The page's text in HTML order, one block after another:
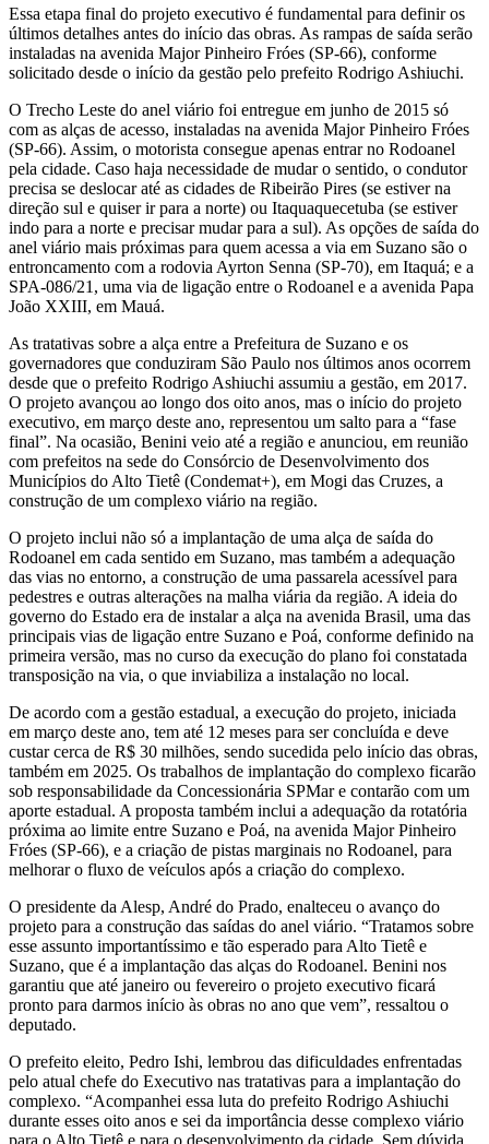
Essa etapa final do projeto executivo é fundamental para definir os
últimos detalhes antes do início das obras. As rampas de saída serão
instaladas na avenida Major Pinheiro Fróes (SP-66), conforme
solicitado desde o início da gestão pelo prefeito Rodrigo Ashiuchi.
O Trecho Leste do anel viário foi entregue em junho de 2015 só
com as alças de acesso, instaladas na avenida Major Pinheiro Fróes
(SP-66). Assim, o motorista consegue apenas entrar no Rodoanel
pela cidade. Caso haja necessidade de mudar o sentido, o condutor
precisa se deslocar até as cidades de Ribeirão Pires (se estiver na
direção sul e quiser ir para a norte) ou Itaquaquecetuba (se estiver
indo para a norte e precisar mudar para a sul). As opções de saída do
anel viário mais próximas para quem acessa a via em Suzano são o
entroncamento com a rodovia Ayrton Senna (SP-70), em Itaquá; e a
SPA-086/21, uma via de ligação entre o Rodoanel e a avenida Papa
João XXIII, em Mauá.
As tratativas sobre a alça entre a Prefeitura de Suzano e os
governadores que conduziram São Paulo nos últimos anos ocorrem
desde que o prefeito Rodrigo Ashiuchi assumiu a gestão, em 2017.
O projeto avançou ao longo dos oito anos, mas o início do projeto
executivo, em março deste ano, representou um salto para a “fase
final”. Na ocasião, Benini veio até a região e anunciou, em reunião
com prefeitos na sede do Consórcio de Desenvolvimento dos
Municípios do Alto Tietê (Condemat+), em Mogi das Cruzes, a
construção de um complexo viário na região.
O projeto inclui não só a implantação de uma alça de saída do
Rodoanel em cada sentido em Suzano, mas também a adequação
das vias no entorno, a construção de uma passarela acessível para
pedestres e outras alterações na malha viária da região. A ideia do
governo do Estado era de instalar a alça na avenida Brasil, uma das
principais vias de ligação entre Suzano e Poá, conforme definido na
primeira versão, mas no curso da execução do plano foi constatada
transposição na via, o que inviabiliza a instalação no local.
De acordo com a gestão estadual, a execução do projeto, iniciada
em março deste ano, tem até 12 meses para ser concluída e deve
custar cerca de R$ 30 milhões, sendo sucedida pelo início das obras,
também em 2025. Os trabalhos de implantação do complexo ficarão
sob responsabilidade da Concessionária SPMar e contarão com um
aporte estadual. A proposta também inclui a adequação da rotatória
próxima ao limite entre Suzano e Poá, na avenida Major Pinheiro
Fróes (SP-66), e a criação de pistas marginais no Rodoanel, para
melhorar o fluxo de veículos após a criação do complexo.
O presidente da Alesp, André do Prado, enalteceu o avanço do
projeto para a construção das saídas do anel viário. “Tratamos sobre
esse assunto importantíssimo e tão esperado para Alto Tietê e
Suzano, que é a implantação das alças do Rodoanel. Benini nos
garantiu que até janeiro ou fevereiro o projeto executivo ficará
pronto para darmos início às obras no ano que vem”, ressaltou o
deputado.
O prefeito eleito, Pedro Ishi, lembrou das dificuldades enfrentadas
pelo atual chefe do Executivo nas tratativas para a implantação do
complexo. “Acompanhei essa luta do prefeito Rodrigo Ashiuchi
durante esses oito anos e sei da importância desse complexo viário
para o Alto Tietê e para o desenvolvimento da cidade. Sem dúvida,